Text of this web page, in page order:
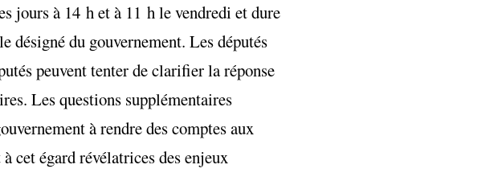
jours à 14 h et à 11 h le vendredi et dure
désigné du gouvernement. Les députés
peuvent tenter de clarifier la réponse
Les questions supplémentaires
à rendre des comptes aux
cet égard révélatrices des enjeux